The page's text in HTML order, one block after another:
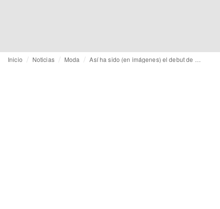
Inicio Noticias Moda